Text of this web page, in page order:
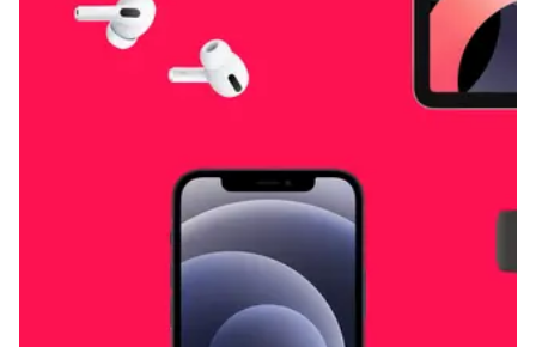
hat (Xbox,
Smartphone etc),
Grover nur
Möglichkeit
besteht nach